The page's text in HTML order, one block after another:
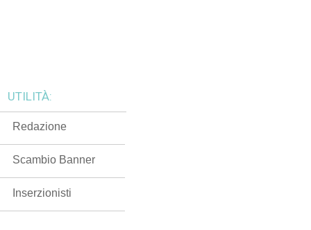
UTILITÀ:
Redazione
Scambio Banner
Inserzionisti